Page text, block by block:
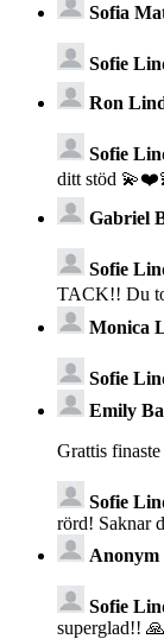
Sofia
Sofie
Ron
Sofie
ditt stöd
Gabriel
Sofie
TACK!! Du
Monica
Sofie
Emily
Grattis
Sofie
rörd! Saknar
Anonym
Sofie
superglad!!